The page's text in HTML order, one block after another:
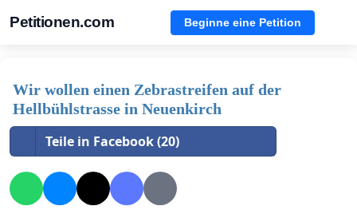
Petitionen.com Beginne eine Petition
Wir wollen einen Zebrastreifen auf der
Hellbühlstrasse in Neuenkirch
Teile in Facebook (20)